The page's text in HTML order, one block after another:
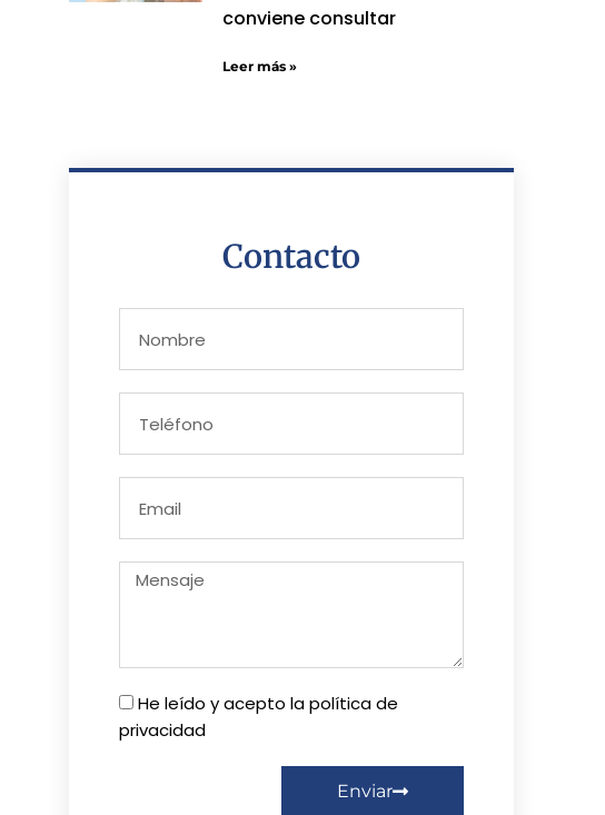
conviene consultar
Leer más »
Contacto
He leído y acepto la política de
privacidad
Enviar